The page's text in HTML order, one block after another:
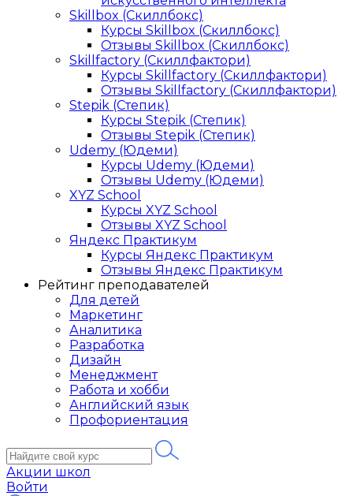
Skillbox (Скиллбокс)
Курсы Skillbox (Скиллбокс)
Отзывы Skillbox (Скиллбокс)
Skillfactory (Скиллфактори)
Курсы Skillfactory (Скиллфактори)
Отзывы Skillfactory (Скиллфактори)
Stepik (Степик)
Курсы Stepik (Степик)
Отзывы Stepik (Степик)
Udemy (Юдеми)
Курсы Udemy (Юдеми)
Отзывы Udemy (Юдеми)
XYZ School
Курсы XYZ School
Отзывы XYZ School
Яндекс Практикум
Курсы Яндекс Практикум
Отзывы Яндекс Практикум
Рейтинг преподавателей
Для детей
Маркетинг
Аналитика
Разработка
Дизайн
Менеджмент
Работа и хобби
Английский язык
Профориентация
Акции школ
Войти